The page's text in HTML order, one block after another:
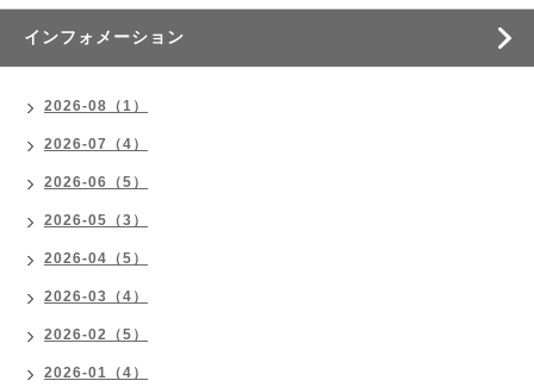
インフォメーション
2026-08（1）
2026-07（4）
2026-06（5）
2026-05（3）
2026-04（5）
2026-03（4）
2026-02（5）
2026-01（4）